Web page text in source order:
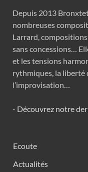
Depuis 2013
nombreuses
Larrard,
sans concessions…
et les tensions
rythmiques, la liberté
l’improvisation…
- Découvrez notre
Ecoute
Actualités